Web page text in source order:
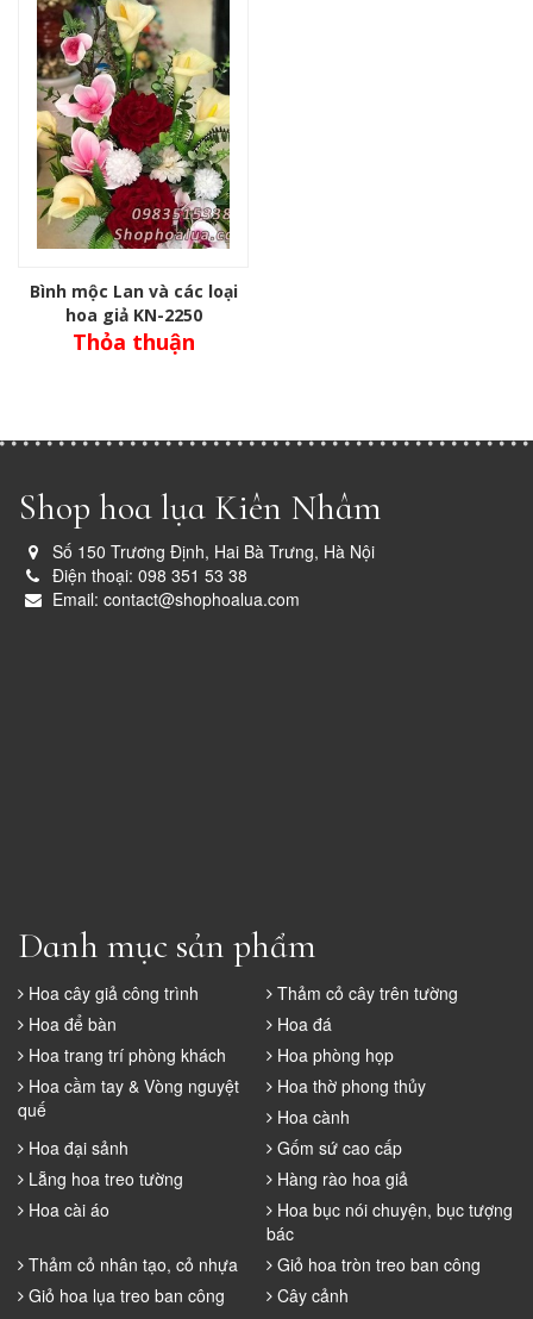
Bình mộc Lan và các loại
hoa giả KN-2250
Thỏa thuận
Shop hoa lụa Kiên Nhâm
Số 150 Trương Định, Hai Bà Trưng, Hà Nội
Điện thoại: 098 351 53 38
Email: contact@shophoalua.com
Danh mục sản phẩm
Hoa cây giả công trình
Thảm cỏ cây trên tường
Hoa để bàn
Hoa đá
Hoa trang trí phòng khách
Hoa phòng họp
Hoa cầm tay & Vòng nguyệt
quế
Hoa thờ phong thủy
Hoa cành
Hoa đại sảnh
Gốm sứ cao cấp
Lẵng hoa treo tường
Hàng rào hoa giả
Hoa cài áo
Hoa bục nói chuyện, bục tượng
bác
Thảm cỏ nhân tạo, cỏ nhựa
Giỏ hoa tròn treo ban công
Giỏ hoa lụa treo ban công
Cây cảnh